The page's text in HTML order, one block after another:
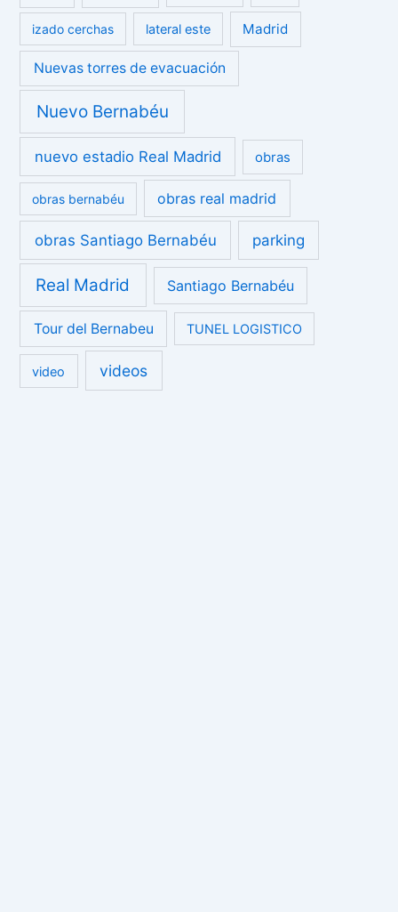
izado cerchas lateral este Madrid
Nuevas torres de evacuación
Nuevo Bernabéu
nuevo estadio Real Madrid obras
obras bernabéu obras real madrid
obras Santiago Bernabéu parking
Real Madrid Santiago Bernabéu
Tour del Bernabeu TUNEL LOGISTICO
video videos